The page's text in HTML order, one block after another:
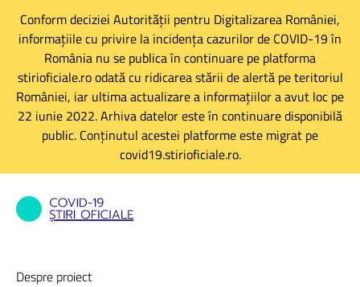
Conform deciziei Autorității pentru Digitalizarea României,
informațiile cu privire la incidența cazurilor de COVID-19 în
România nu se publica în continuare pe platforma
stirioficiale.ro odată cu ridicarea stării de alertă pe teritoriul
României, iar ultima actualizare a informațiilor a avut loc pe
22 iunie 2022. Arhiva datelor este în continuare disponibilă
public. Conținutul acestei platforme este migrat pe
covid19.stirioficiale.ro.
Despre proiect